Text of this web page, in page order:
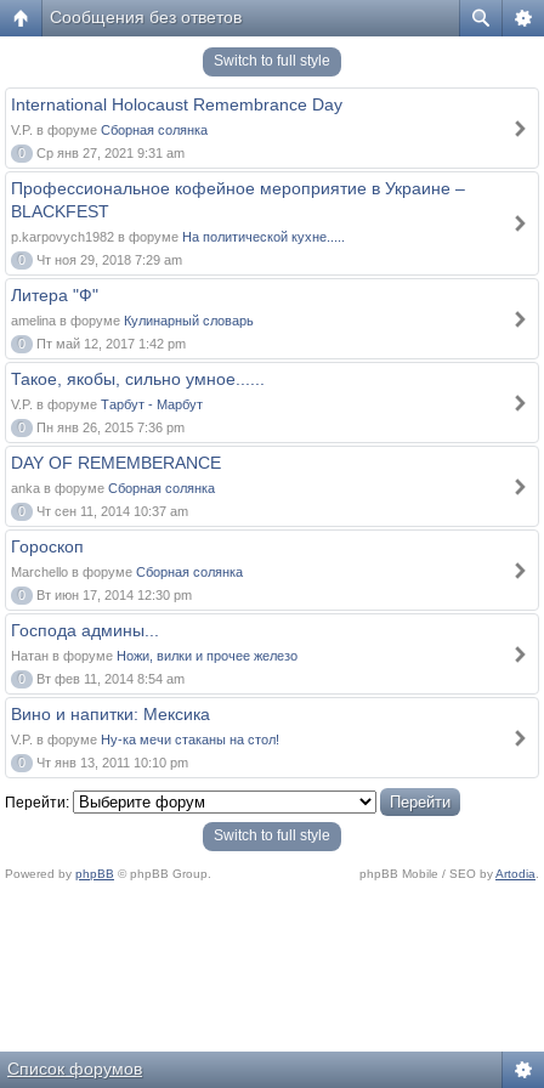
Сообщения без ответов
Switch to full style
International Holocaust Remembrance Day
V.P. в форуме Сборная солянка
0
Ср янв 27, 2021 9:31 am
Профессиональное кофейное мероприятие в Украине –
BLACKFEST
p.karpovych1982 в форуме На политической кухне.....
0
Чт ноя 29, 2018 7:29 am
Литера "Ф"
amelina в форуме Кулинарный словарь
0
Пт май 12, 2017 1:42 pm
Такое, якобы, сильно умное......
V.P. в форуме Тарбут - Марбут
0
Пн янв 26, 2015 7:36 pm
DAY OF REMEMBERANCE
anka в форуме Сборная солянка
0
Чт сен 11, 2014 10:37 am
Гороскоп
Marchello в форуме Сборная солянка
0
Вт июн 17, 2014 12:30 pm
Господа админы...
Натан в форуме Ножи, вилки и прочее железо
0
Вт фев 11, 2014 8:54 am
Вино и напитки: Мексика
V.P. в форуме Ну-ка мечи стаканы на стол!
0
Чт янв 13, 2011 10:10 pm
Перейти:
Switch to full style
Powered by phpBB © phpBB Group. phpBB Mobile / SEO byArtodia
Список форумов